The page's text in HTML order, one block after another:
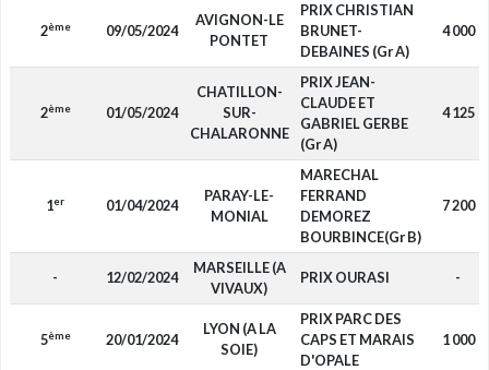
2ème 09/05/2024
AVIGNON-LE
PONTET
PRIX CHRISTIAN
BRUNET-
DEBAINES (Gr A)
4 000
2ème 01/05/2024
CHATILLON-
SUR-
CHALARONNE
PRIX JEAN-
CLAUDE ET
GABRIEL GERBE
(Gr A)
4 125
1er 01/04/2024
PARAY-LE-
MONIAL
MARECHAL
FERRAND
DEMOREZ
BOURBINCE(Gr B)
7 200
- 12/02/2024
MARSEILLE (A
VIVAUX)
PRIX OURASI -
5ème 20/01/2024
LYON (A LA
SOIE)
PRIX PARC DES
CAPS ET MARAIS
D'OPALE
1 000